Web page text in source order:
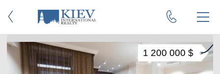
1 200 000 $